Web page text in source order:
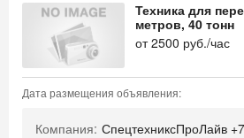
Техника для
метров, 40 тонн
от2500 руб./час
Дата размещения объявления:
Компания: СпецтехниксПроЛайв